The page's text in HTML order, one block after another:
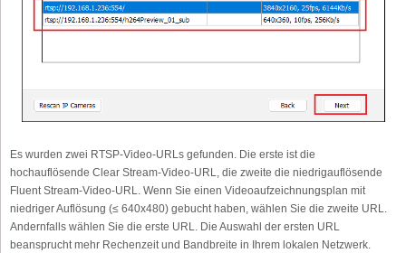
Es wurden zwei RTSP-Video-URLs gefunden. Die erste ist die
hochauflösende Clear Stream-Video-URL, die zweite die niedrigauflösende
Fluent Stream-Video-URL. Wenn Sie einen Videoaufzeichnungsplan mit
niedriger Auflösung (≤ 640x480) gebucht haben, wählen Sie die zweite URL.
Andernfalls wählen Sie die erste URL. Die Auswahl der ersten URL
beansprucht mehr Rechenzeit und Bandbreite in Ihrem lokalen Netzwerk.